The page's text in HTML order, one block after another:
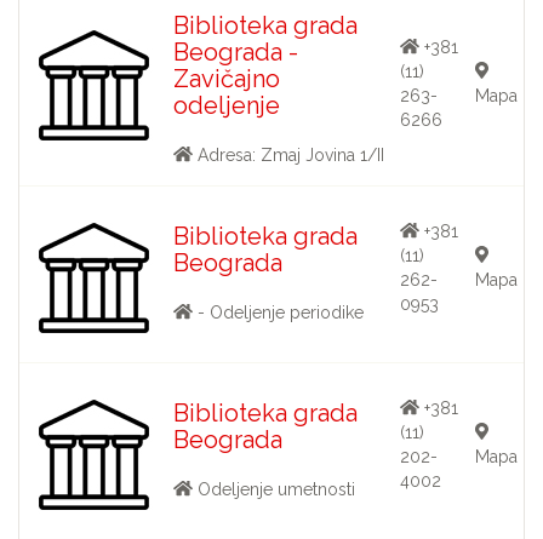
Biblioteka grada
Beograda -
Zavičajno
odeljenje
Adresa: Zmaj Jovina 1/II
+381
(11)
263-
6266
Mapa
Biblioteka grada
Beograda
- Odeljenje periodike
+381
(11)
262-
0953
Mapa
Biblioteka grada
Beograda
Odeljenje umetnosti
+381
(11)
202-
4002
Mapa